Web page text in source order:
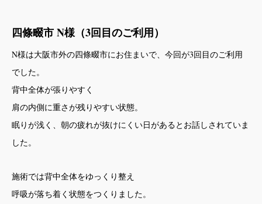
四條畷市 N様（3回目のご利用）
N様は大阪市外の四條畷市にお住まいで、今回が3回目のご利用
でした。
背中全体が張りやすく
肩の内側に重さが残りやすい状態。
眠りが浅く、朝の疲れが抜けにくい日があるとお話しされていま
した。
施術では背中全体をゆっくり整え
呼吸が落ち着く状態をつくりました。